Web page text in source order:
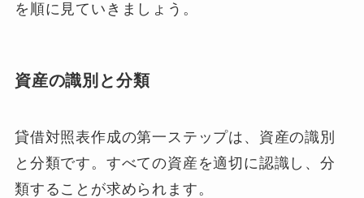
を順に見ていきましょう。
資産の識別と分類
貸借対照表作成の第一ステップは、資産の識別
と分類です。すべての資産を適切に認識し、分
類することが求められます。